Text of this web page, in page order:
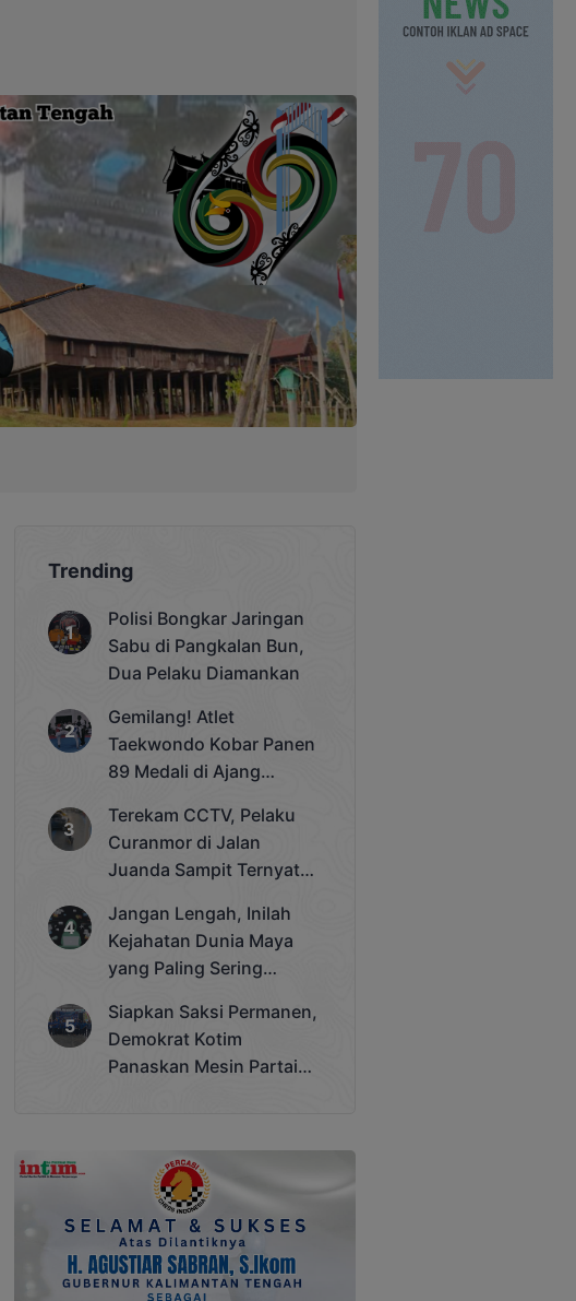
Trending
Polisi Bongkar Jaringan
Sabu di Pangkalan Bun,
Dua Pelaku Diamankan
Gemilang! Atlet
Taekwondo Kobar Panen
89 Medali di Ajang
Cup 2025
Terekam CCTV, Pelaku
Curanmor di Jalan
Juanda Sampit Ternyata
Jangan Lengah, Inilah
Kejahatan Dunia Maya
yang Paling Sering
Siapkan Saksi Permanen,
Demokrat Kotim
Panaskan Mesin Partai